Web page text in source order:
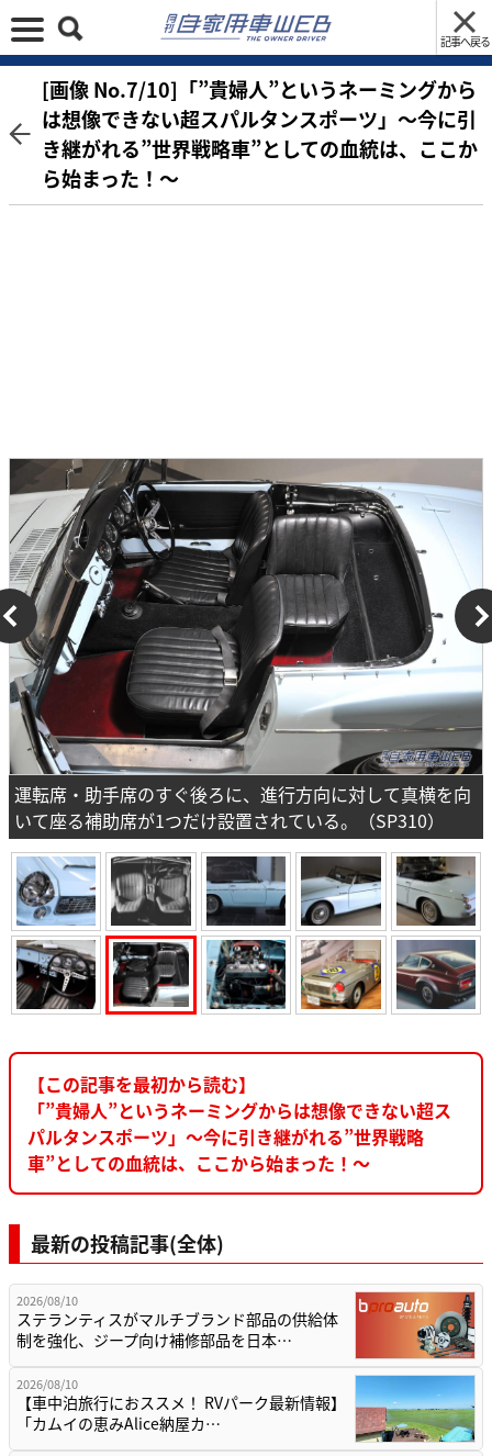
記事へ戻る
[画像 No.7/10]「”貴婦人”というネーミングから
は想像できない超スパルタンスポーツ」～今に引
き継がれる”世界戦略車”としての血統は、ここか
ら始まった！～
運転席・助手席のすぐ後ろに、進行方向に対して真横を向
いて座る補助席が1つだけ設置されている。（SP310）
【この記事を最初から読む】
「”貴婦人”というネーミングからは想像できない超ス
パルタンスポーツ」～今に引き継がれる”世界戦略
車”としての血統は、ここから始まった！～
最新の投稿記事(全体)
2026/08/10
ステランティスがマルチブランド部品の供給体
制を強化、ジープ向け補修部品を日本…
2026/08/10
【車中泊旅行におススメ！ RVパーク最新情報】
「カムイの恵みAlice納屋カ…